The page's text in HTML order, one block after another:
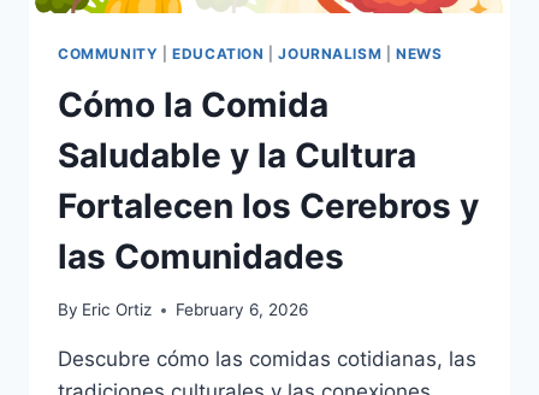
COMMUNITY |EDUCATION |JOURNALISM |NEWS
Cómo la Comida
Saludable y la Cultura
Fortalecen los Cerebros y
las Comunidades
By Eric Ortiz February 6, 2026
Descubre cómo las comidas cotidianas, las